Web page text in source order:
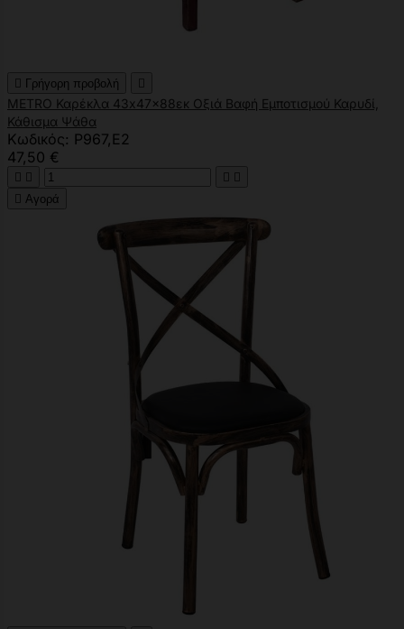
 Γρήγορη προβολή 
METRO Καρέκλα 43x47x88εκ Οξιά Βαφή Εμποτισμού Καρυδί,
Κάθισμα Ψάθα
Κωδικός: Ρ967,Ε2
47,50 €
   
 Αγορά